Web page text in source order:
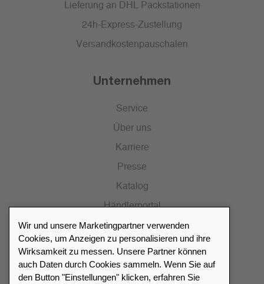
Lieferung an DHL Packstationen
24h-Express-Zustellung
Versandkostenpauschalen
Unternehmen
Service
Über uns
Karriere
Presse
Katalog
Händlerportal
Händlerverzeichnis
Wir und unsere Marketingpartner verwenden
Cookies, um Anzeigen zu personalisieren und ihre
Wirksamkeit zu messen. Unsere Partner können
auch Daten durch Cookies sammeln. Wenn Sie auf
den Button "Einstellungen" klicken, erfahren Sie